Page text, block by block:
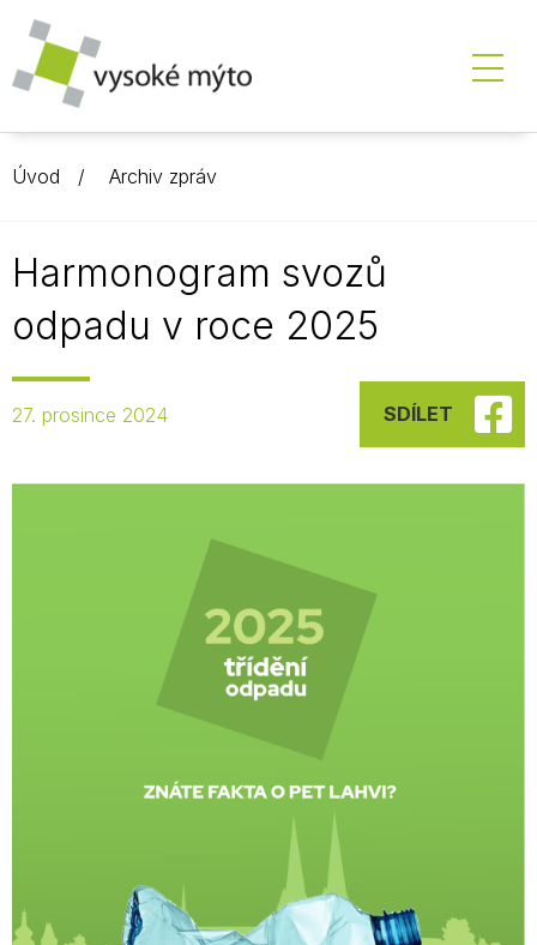
Úvod Archiv zpráv
Harmonogram svozů
odpadu v roce 2025
27. prosince 2024 SDÍLET